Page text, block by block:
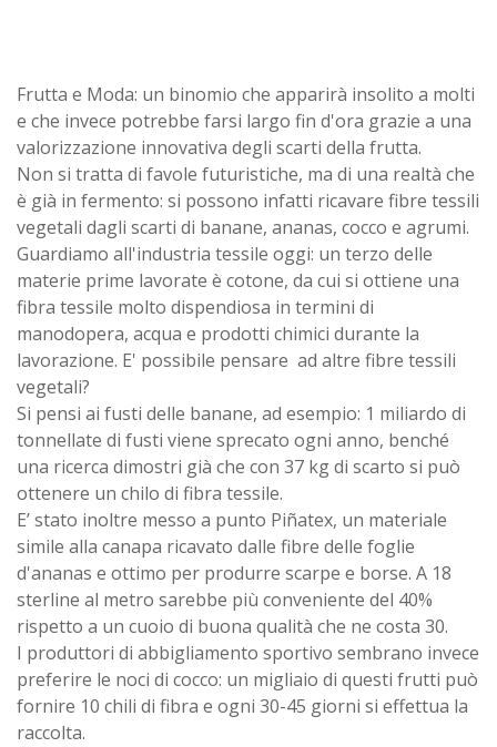
Frutta e Moda: un binomio che apparirà insolito a molti
e che invece potrebbe farsi largo fin d'ora grazie a una
valorizzazione innovativa degli scarti della frutta.
Non si tratta di favole futuristiche, ma di una realtà che
è già in fermento: si possono infatti ricavare fibre tessili
vegetali dagli scarti di banane, ananas, cocco e agrumi.
Guardiamo all'industria tessile oggi: un terzo delle
materie prime lavorate è cotone, da cui si ottiene una
fibra tessile molto dispendiosa in termini di
manodopera, acqua e prodotti chimici durante la
lavorazione. E' possibile pensare ad altre fibre tessili
vegetali?
Si pensi ai fusti delle banane, ad esempio: 1 miliardo di
tonnellate di fusti viene sprecato ogni anno, benché
una ricerca dimostri già che con 37 kg di scarto si può
ottenere un chilo di fibra tessile.
E’ stato inoltre messo a punto Piñatex, un materiale
simile alla canapa ricavato dalle fibre delle foglie
d'ananas e ottimo per produrre scarpe e borse. A 18
sterline al metro sarebbe più conveniente del 40%
rispetto a un cuoio di buona qualità che ne costa 30.
I produttori di abbigliamento sportivo sembrano invece
preferire le noci di cocco: un migliaio di questi frutti può
fornire 10 chili di fibra e ogni 30-45 giorni si effettua la
raccolta.